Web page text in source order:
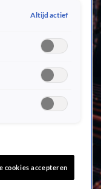
Altijd actief
cookies accepteren